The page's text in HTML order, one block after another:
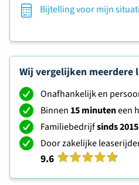
Bijtelling voor mijn
Wij vergelijken meerdere
Onafhankelijk en
Binnen 15 minuteneen
Familiebedrijfsinds 2015
Door zakelijke
9.6